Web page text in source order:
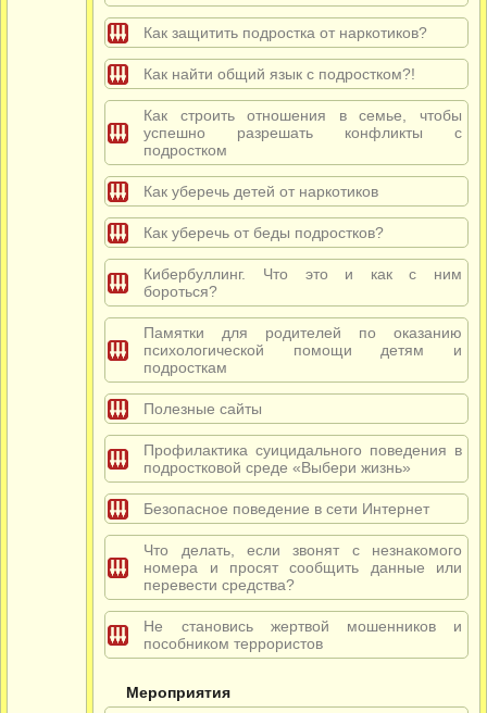
Как защитить подростка от наркотиков?
Как найти общий язык с подростком?!
Как строить отношения в семье, чтобы
успешно разрешать конфликты с
подростком
Как уберечь детей от наркотиков
Как уберечь от беды подростков?
Кибербуллинг. Что это и как с ним
бороться?
Памятки для родителей по оказанию
психологической помощи детям и
подросткам
Полезные сайты
Профилактика суицидального поведения в
подростковой среде «Выбери жизнь»
Безопасное поведение в сети Интернет
Что делать, если звонят с незнакомого
номера и просят сообщить данные или
перевести средства?
Не становись жертвой мошенников и
пособником террористов
Мероприятия